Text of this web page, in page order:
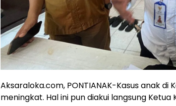
Aksaraloka.com, PONTIANAK-Kasus anak di
meningkat. Hal ini pun diakui langsung Ketua